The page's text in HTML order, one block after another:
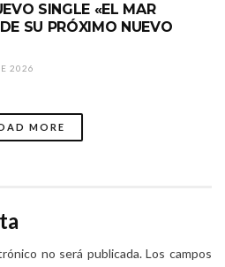
SINGLE «EL MAR
SU PRÓXIMO NUEVO
2026
MORE
no será publicada. Los campos